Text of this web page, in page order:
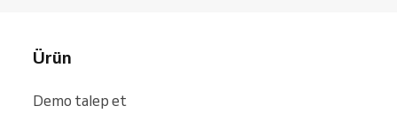
Ürün
Demo talep et